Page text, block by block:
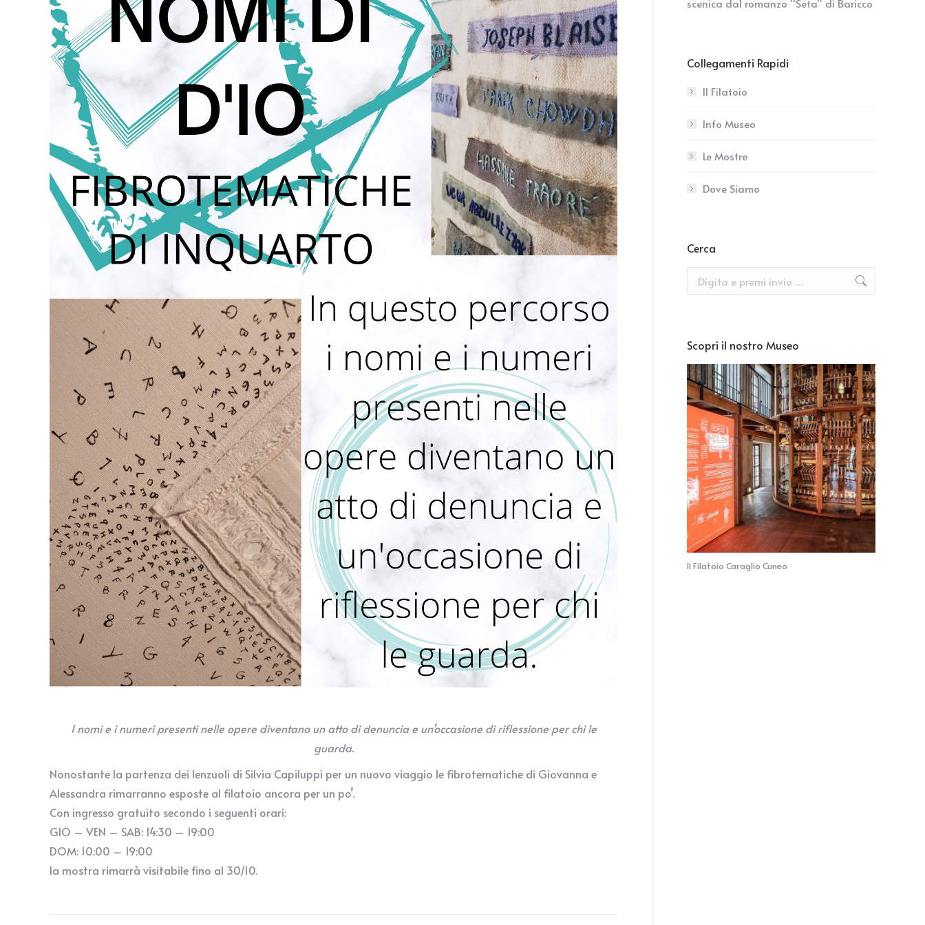
I nomi e i numeri presenti nelle opere diventano un atto di denuncia e un’occasione di riflessione per chi le
guarda.
Nonostante la partenza dei lenzuoli di Silvia Capiluppi per un nuovo viaggio le fibrotematiche di Giovanna e
Alessandra rimarranno esposte al filatoio ancora per un po’.
Con ingresso gratuito secondo i seguenti orari:
GIO – VEN – SAB: 14:30 – 19:00
DOM: 10:00 – 19:00
la mostra rimarrà visitabile fino al 30/10.
scenica dal romanzo “Seta” di Baricco
Collegamenti Rapidi
Il Filatoio
Info Museo
Le Mostre
Dove Siamo
Cerca
Search:
Scopri il nostro Museo
Il Filatoio Caraglio Cuneo